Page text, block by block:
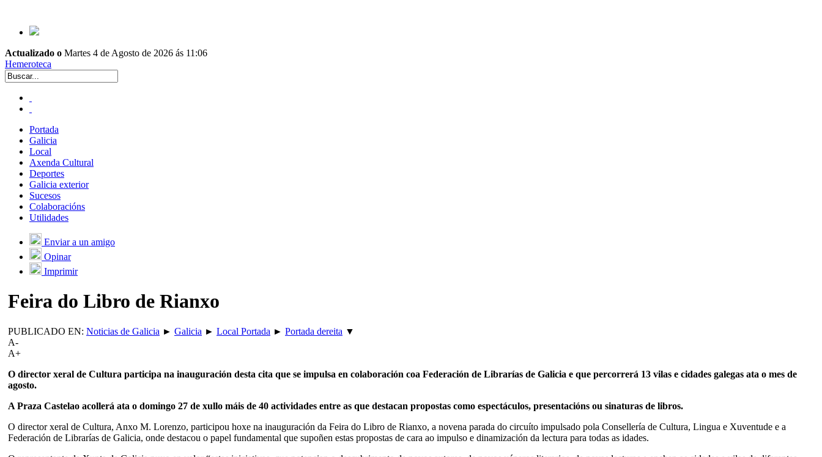
Actualizado o Martes 4 de Agosto de 2026 ás 11:06
Hemeroteca
Portada
Galicia
Local
Axenda Cultural
Deportes
Galicia exterior
Sucesos
Colaboracións
Utilidades
Enviar a un amigo
Opinar
Imprimir
Feira do Libro de Rianxo
PUBLICADO EN: Noticias de Galicia ► Galicia ► Local Portada ► Portada dereita ▼
A-
A+
O director xeral de Cultura participa na inauguración desta cita que se impulsa en colaboración coa Federación de Librarías de Galicia e que percorrerá 13 vilas e cidades galegas ata o mes de
agosto.
A Praza Castelao acollerá ata o domingo 27 de xullo máis de 40 actividades entre as que destacan propostas como espectáculos, presentacións ou sinaturas de libros.
O director xeral de Cultura, Anxo M. Lorenzo, participou hoxe na inauguración da Feira do Libro de Rianxo, a novena parada do circuíto impulsado pola Consellería de Cultura, Lingua e Xuventude e a
Federación de Librarías de Galicia, onde destacou o papel fundamental que supoñen estas propostas de cara ao impulso e dinamización da lectura para todas as idades.